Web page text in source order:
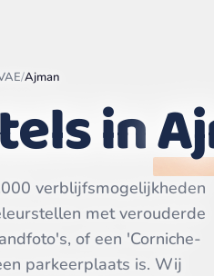
/Ajman
in
verblijfsmogelijkheden
met verouderde
of een 'Corniche-
parkeerplaats is. Wij